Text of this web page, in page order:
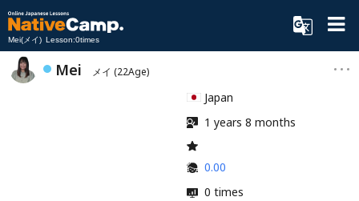
Mei(メイ) Lesson:0times
Mei メイ (22Age)
Japan
1 years 8 months
0.00
0 times